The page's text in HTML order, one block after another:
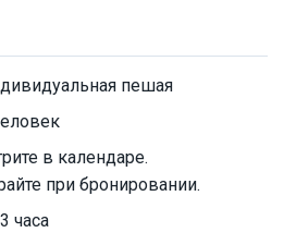
пешая
в календаре.
при бронировании.
3 часа